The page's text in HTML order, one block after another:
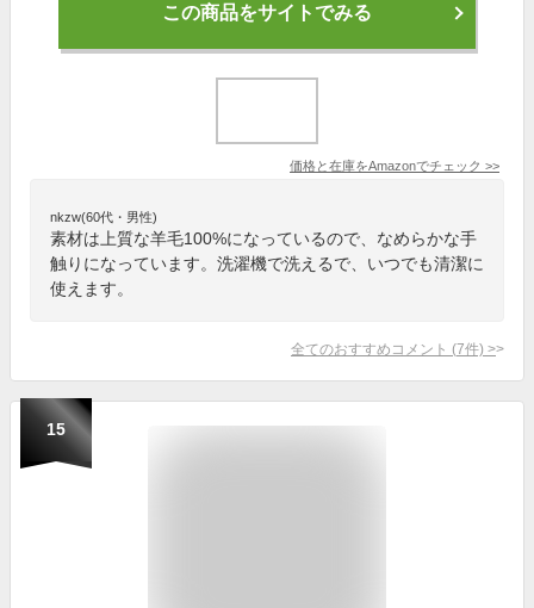
この商品をサイトでみる
価格と在庫をAmazonでチェック >>
nkzw(60代・男性)
素材は上質な羊毛100%になっているので、なめらかな手
触りになっています。洗濯機で洗えるで、いつでも清潔に
使えます。
全てのおすすめコメント (7件) >
15